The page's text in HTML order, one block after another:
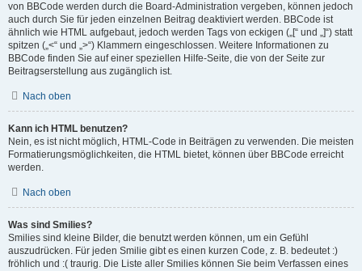
von BBCode werden durch die Board-Administration vergeben, können jedoch
auch durch Sie für jeden einzelnen Beitrag deaktiviert werden. BBCode ist
ähnlich wie HTML aufgebaut, jedoch werden Tags von eckigen („[“ und „]“) statt
spitzen („<“ und „>“) Klammern eingeschlossen. Weitere Informationen zu
BBCode finden Sie auf einer speziellen Hilfe-Seite, die von der Seite zur
Beitragserstellung aus zugänglich ist.
Nach oben
Kann ich HTML benutzen?
Nein, es ist nicht möglich, HTML-Code in Beiträgen zu verwenden. Die meisten
Formatierungsmöglichkeiten, die HTML bietet, können über BBCode erreicht
werden.
Nach oben
Was sind Smilies?
Smilies sind kleine Bilder, die benutzt werden können, um ein Gefühl
auszudrücken. Für jeden Smilie gibt es einen kurzen Code, z. B. bedeutet :)
fröhlich und :( traurig. Die Liste aller Smilies können Sie beim Verfassen eines